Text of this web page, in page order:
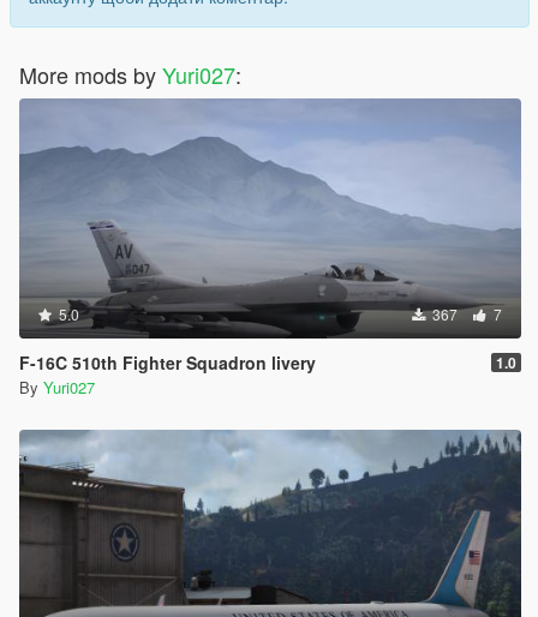
More mods byYuri027:
5.0 367 7
F-16C 510th Fighter Squadron livery 1.0
By Yuri027